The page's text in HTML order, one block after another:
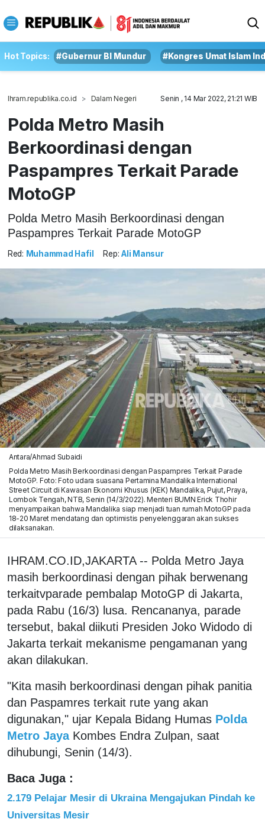
Hot Topics: #Gubernur BI Mundur #Kongres Umat Islam
Ihram.republika.co.id Dalam Negeri Senin , 14 Mar 2022, 21:21 WIB
Polda Metro Masih
Berkoordinasi dengan
Paspampres Terkait Parade
MotoGP
Polda Metro Masih Berkoordinasi dengan
Paspampres Terkait Parade MotoGP
Red: Muhammad Hafil Rep: Ali Mansur
Antara/Ahmad Subaidi
Polda Metro Masih Berkoordinasi dengan Paspampres Terkait Parade
MotoGP. Foto: Foto udara suasana Pertamina Mandalika International
Street Circuit di Kawasan Ekonomi Khusus (KEK) Mandalika, Pujut, Praya,
Lombok Tengah, NTB, Senin (14/3/2022). Menteri BUMN Erick Thohir
menyampaikan bahwa Mandalika siap menjadi tuan rumah MotoGP pada
18-20 Maret mendatang dan optimistis penyelenggaran akan sukses
dilaksanakan.
IHRAM.CO.ID,JAKARTA -- Polda Metro Jaya
masih berkoordinasi dengan pihak berwenang
terkaitvparade pembalap MotoGP di Jakarta,
pada Rabu (16/3) lusa. Rencananya, parade
tersebut, bakal diikuti Presiden Joko Widodo di
Jakarta terkait mekanisme pengamanan yang
akan dilakukan.
"Kita masih berkoordinasi dengan pihak panitia
dan Paspamres terkait rute yang akan
digunakan," ujar Kepala Bidang Humas Polda
Metro Jaya Kombes Endra Zulpan, saat
dihubungi, Senin (14/3).
Baca Juga :
2.179 Pelajar Mesir di Ukraina Mengajukan Pindah ke
Universitas Mesir